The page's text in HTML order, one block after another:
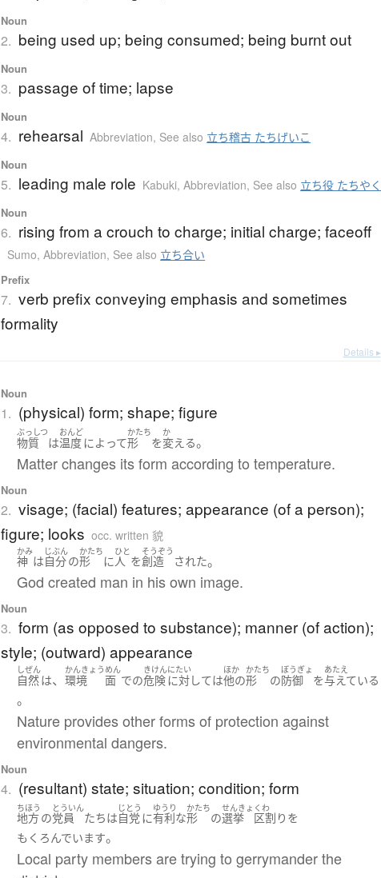
Noun
2. being used up; being consumed; being burnt out
Noun
3. passage of time; lapse
Noun
4. rehearsal Abbreviation, See also 立ち稽古 たちげいこ
Noun
5. leading male role Kabuki,Abbreviation, See also 立ち役 たちやく
Noun
6. rising from a crouch to charge; initial charge; faceoff
Sumo,Abbreviation, See also 立ち合い
Prefix
7. verb prefix conveying emphasis and sometimes
formality
Details ▸
Noun
1. (physical) form; shape; figure
ぶっしつ
物質 は
おんど
温度によって
かたち
形 を
か
変える。
Matter changes its form according to temperature.
Noun
2. visage; (facial) features; appearance (of a person);
figure; looks occ. written 貌
かみ
神 は
じぶん
自分の
かたち
形 に
ひと
人 を
そうぞう
創造 された。
God created man in his own image.
Noun
3. form (as opposed to substance); manner (of action);
style; (outward) appearance
しぜん
自然は、
かんきょう
環境
めん
面 での
きけん
危険
にたい
に対しては
ほか
他の
かたち
形 の
ぼうぎょ
防御 を
あたえ
与えている
。
Nature provides other forms of protection against
environmental dangers.
Noun
4. (resultant) state; situation; condition; form
ちほう
地方の
とういん
党員 たちは
じとう
自党に
ゆうり
有利な
かたち
形 の
せんきょ
選挙
くわ
区割り を
もくろんでいます。
Local party members are trying to gerrymander the